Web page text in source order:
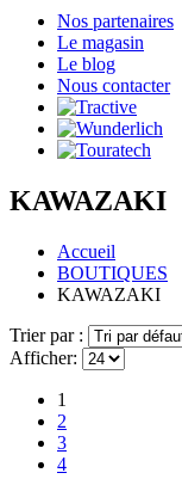
Nos partenaires
Le magasin
Le blog
Nous contacter
KAWAZAKI
Accueil
BOUTIQUES
KAWAZAKI
Trier par :
Afficher:
1
2
3
4